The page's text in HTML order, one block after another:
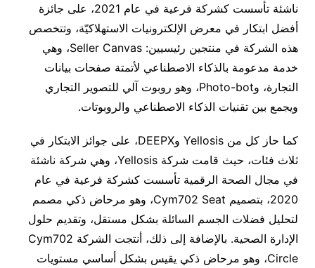
ناشئة تأسست كشركة فرعية في عام 2021، على جائزة
أفضل ابتكار في معرض الإلكترونيات الاستهلاكيّة، وتتخصص
هذه الشركة في منتجين رئيسيين: Seller Canvas، وهي
خدمة مدعومة بالذكاء الاصطناعي لأتمتة صفحات بيانات
التجارة، وPhoto-bot، وهو روبوت آلي للتصوير التجاري
ويجمع بين تقنيات الذكاء الاصطناعي والروبوتات.
كما حاز كل من Yellosis وDEEPX، على جوائز الابتكار في
ثلاث فئات، حيث قامت شركة Yellosis، وهي شركة ناشئة
في مجال الصحة الرقمية تأسست كشركة فرعية في عام
2020، بتصميم Cym702 Seat، وهو مرحاض ذكي مصمم
لتحليل فضلات الجسم السائلة بشكل مستقل، وتقديم حلول
الإدارة الصحية. بالإضافة إلى ذلك، أنتجت الشركة Cym702
Circle، وهو مرحاض ذكي يقيس بشكل أساسي مستويات